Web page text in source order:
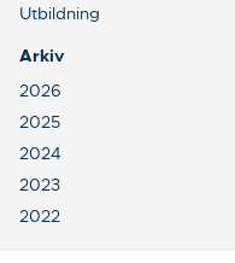
Utbildning
Arkiv
2026
2025
2024
2023
2022